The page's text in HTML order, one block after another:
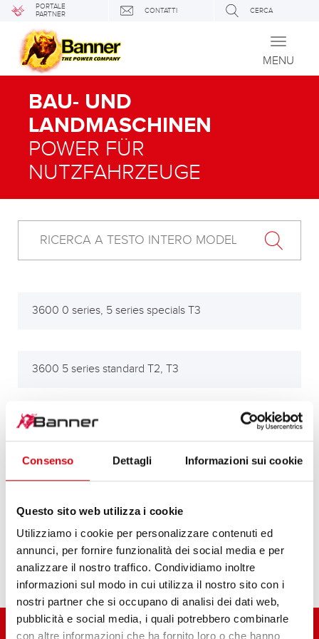
Consenso Dettagli Informazioni sui cookie
Questo sito web utilizza i cookie
Utilizziamo i cookie per personalizzare contenuti ed
annunci, per fornire funzionalità dei social media e per
analizzare il nostro traffico. Condividiamo inoltre
informazioni sul modo in cui utilizza il nostro sito con i
nostri partner che si occupano di analisi dei dati web,
pubblicità e social media, i quali potrebbero combinarle
con altre informazioni che ha fornito loro o che hanno
PORTALE
PARTNER
CONTATTI CERCA
Toggle
MENU
BAU- UND
LANDMASCHINEN
POWER FÜR
NUTZFAHRZEUGE
3600 0 series, 5 series specials T3
3600 5 series standard T2, T3
alle anderen Modelle/all other models
Carrarino Super Series 43, Carrarino Super, Mini,
Motocoltivatore Carrarino 390, 500, 510